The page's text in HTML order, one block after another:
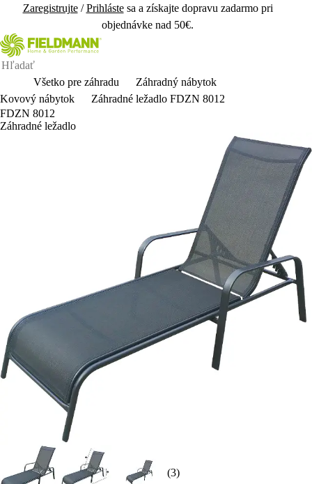
Zaregistrujte/Prihlástesa a získajte dopravu zadarmo pri
objednávke nad 50€.
Všetko pre záhradu
Záhradný nábytok
Kovový nábytok
Záhradné ležadlo FDZN 8012
FDZN 8012
Záhradné ležadlo
(3)